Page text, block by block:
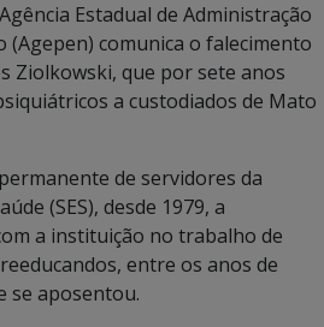
Estadual de Administração
(Agepen) comunica o falecimento
Ziolkowski, que por sete anos
a custodiados de Mato
de servidores da
(SES), desde 1979, a
a instituição no trabalho de
entre os anos de
se aposentou.